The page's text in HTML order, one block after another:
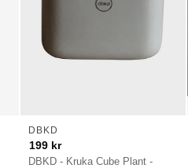
DBKD - Kruka Cube Plant -
DBKD
199 kr